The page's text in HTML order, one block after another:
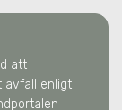
att
avfall enligt